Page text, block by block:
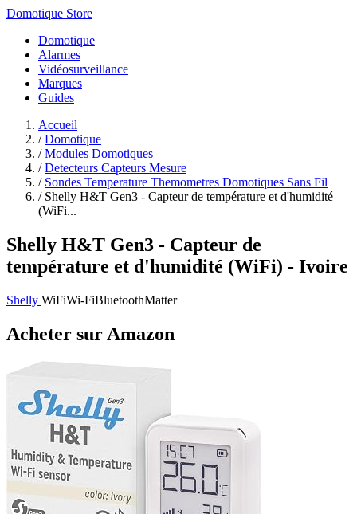
Domotique Store
Domotique
Alarmes
Vidéosurveillance
Marques
Guides
Accueil
/ Domotique
/ Modules Domotiques
/ Detecteurs Capteurs Mesure
/ Sondes Temperature Themometres Domotiques Sans Fil
/ Shelly H&T Gen3 - Capteur de température et d'humidité
(WiFi...
Shelly H&T Gen3 - Capteur de
température et d'humidité (WiFi) - Ivoire
Shelly WiFiWi-FiBluetoothMatter
Acheter sur Amazon